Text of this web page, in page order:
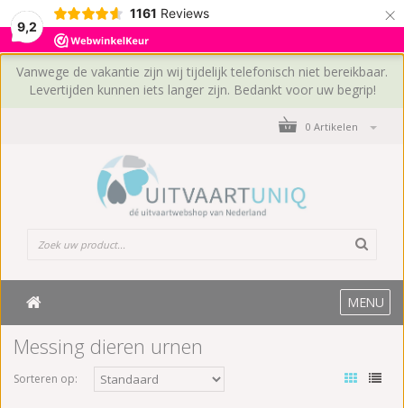
9,2
1161 Reviews ×
Vanwege de vakantie zijn wij tijdelijk telefonisch niet bereikbaar.
Levertijden kunnen iets langer zijn. Bedankt voor uw begrip!
0 Artikelen
MENU
Messing dieren urnen
Sorteren op: